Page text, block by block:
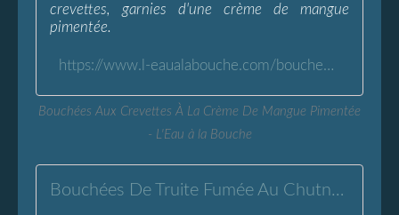
crevettes, garnies d'une crème de mangue
pimentée.
https://www.l-eaualabouche.com/bouchees-crevettes-creme-mangue-pimentee.html
Bouchées Aux Crevettes À La Crème De Mangue Pimentée
- L'Eau à la Bouche
Bouchées De Truite Fumée Au Chutney De Mangue Et Piments Verts - L'Eau à la Bouche